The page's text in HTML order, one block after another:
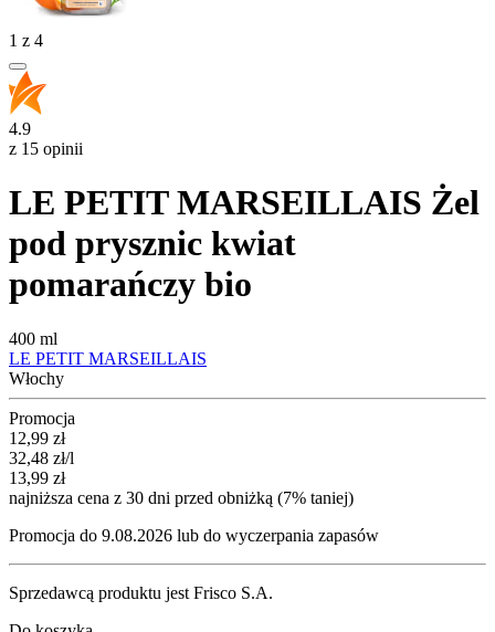
1 z 4
4.9
z 15 opinii
LE PETIT MARSEILLAIS Żel
pod prysznic kwiat
pomarańczy bio
400 ml
LE PETIT MARSEILLAIS
Włochy
Promocja
Cena promocyjna
12,99 zł
32,48 zł/l
13,99 zł
najniższa cena z 30 dni przed obniżką (7% taniej)
Promocja do 9.08.2026 lub do wyczerpania zapasów
Sprzedawcą produktu jest Frisco S.A.